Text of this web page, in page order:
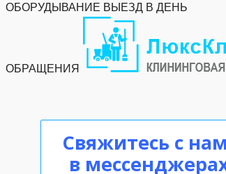
ОБОРУДЫВАНИЕ ВЫЕЗД В ДЕНЬ
ОБРАЩЕНИЯ
Свяжитесь с
в